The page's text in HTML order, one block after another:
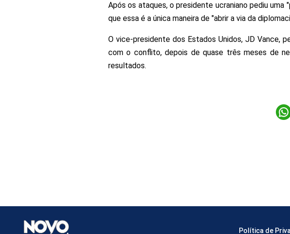
Após os ataques, o presidente ucraniano pediu uma
que essa é a única maneira de "abrir a via da
O vice-presidente dos Estados Unidos, JD Vance,
com o conflito, depois de quase três meses de
resultados.
Política de